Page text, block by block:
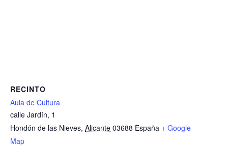
RECINTO
Aula de Cultura
calle Jardín, 1
Hondón de las Nieves, Alicante 03688 España + Google
Map